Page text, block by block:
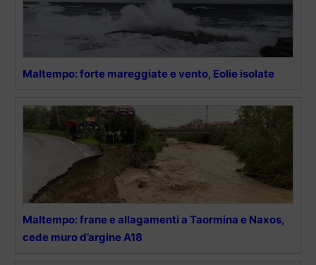
Maltempo: forte mareggiate e vento, Eolie isolate
Maltempo: frane e allagamenti a Taormina e Naxos,
cede muro d’argine A18